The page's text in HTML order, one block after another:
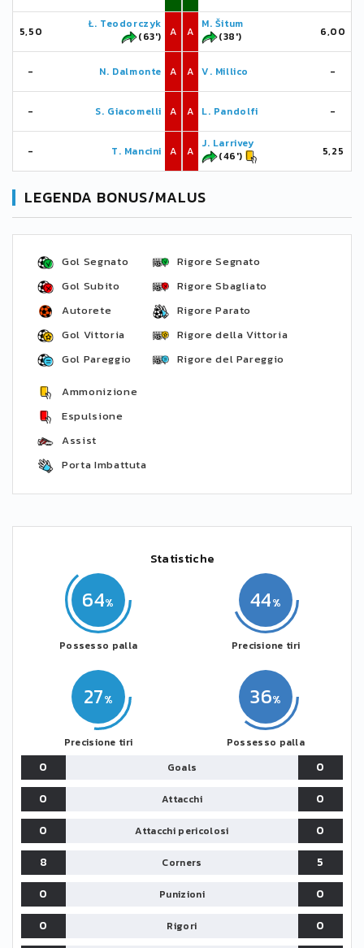
5,50
Ł. Teodorczyk
(63')
A
- N. Dalmonte A
- S. Giacomelli A
- T. Mancini A
A
M. Šitum
(38')
6,00
A V. Millico -
A L. Pandolfi -
A
J. Larrivey
(46')
5,25
LEGENDA BONUS/MALUS
Gol Segnato
Gol Subito
Autorete
Gol Vittoria
Gol Pareggio
Rigore Segnato
Rigore Sbagliato
Rigore Parato
Rigore della Vittoria
Rigore del Pareggio
Ammonizione
Espulsione
Assist
Porta Imbattuta
Statistiche
64
Possesso palla
27
Precisione tiri
36
Possesso palla
44
Precisione tiri
0 Goals
0
0
Attacchi
0
0
Attacchi pericolosi
0
8
Corners
5
0
Punizioni
0
0
Rigori 0